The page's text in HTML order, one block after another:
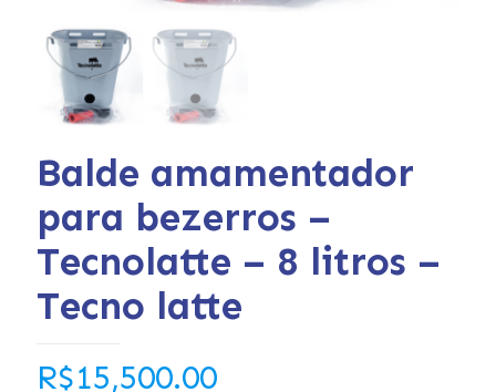
Balde amamentador
para bezerros –
Tecnolatte – 8 litros –
Tecno latte
R$15,500.00